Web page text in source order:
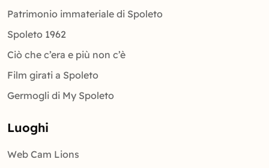
Patrimonio immateriale di Spoleto
Spoleto 1962
Ciò che c’era e più non c’è
Film girati a Spoleto
Germogli di My Spoleto
Luoghi
Web Cam Lions